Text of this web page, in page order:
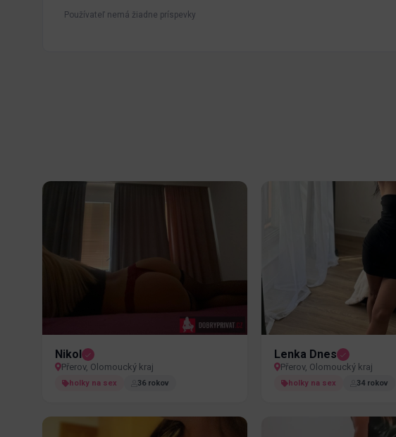
Používateľ nemá žiadne príspevky
Nikol
Přerov, Olomoucký kraj
holky na sex 36 rokov
Lenka Dnes
Přerov, Olomoucký kraj
holky na sex 34 rokov